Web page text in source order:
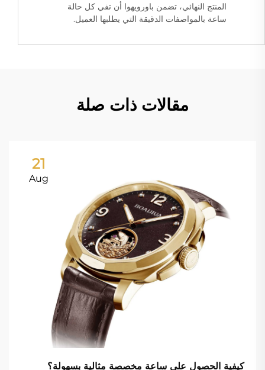
المنتج النهائي، تضمن باورويهوا أن تفي كل حالة
ساعة بالمواصفات الدقيقة التي يطلبها العميل.
مقالات ذات صلة
21
Aug
كيفية الحصول على ساعة مخصصة مثالية بسهولة؟